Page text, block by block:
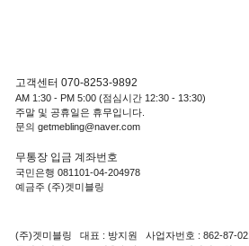
고객센터 070-8253-9892
AM 1:30 - PM 5:00 (점심시간 12:30 - 13:30)
주말 및 공휴일은 휴무입니다.
문의 getmebling@naver.com
무통장 입금 계좌번호
국민은행 081101-04-204978
예금주 (주)겟미블링
(주)겟미블링 대표 : 방지원 사업자번호 : 862-87-